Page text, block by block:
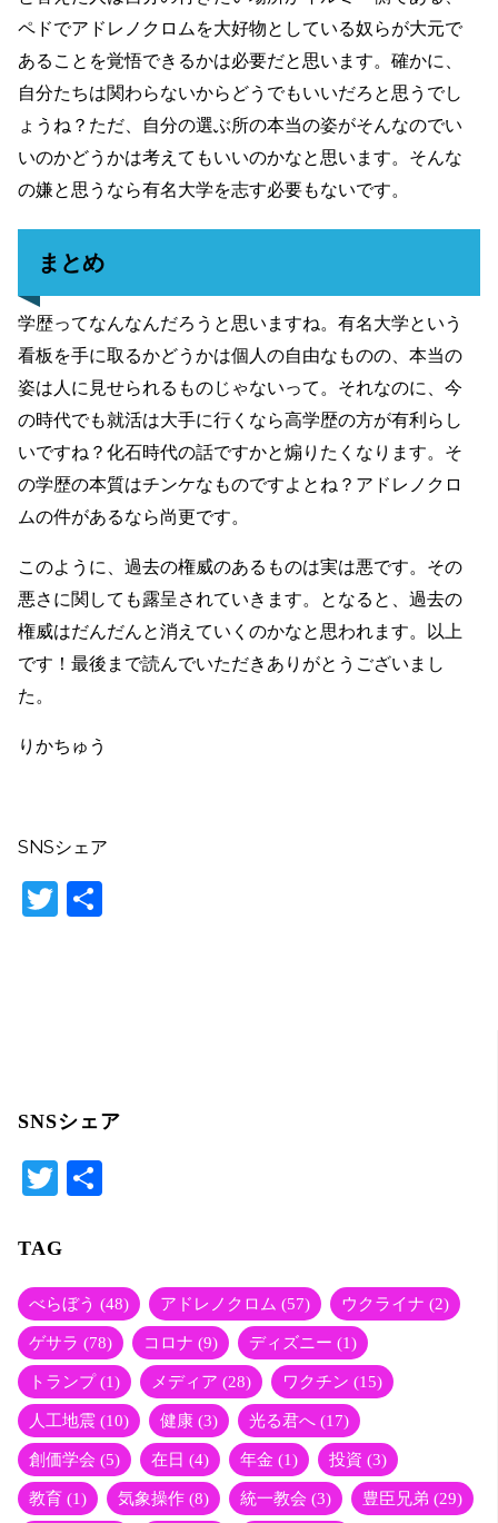
ペドでアドレノクロムを大好物としている奴らが大元で
あることを覚悟できるかは必要だと思います。確かに、
自分たちは関わらないからどうでもいいだろと思うでし
ょうね？ただ、自分の選ぶ所の本当の姿がそんなのでい
いのかどうかは考えてもいいのかなと思います。そんな
の嫌と思うなら有名大学を志す必要もないです。
まとめ
学歴ってなんなんだろうと思いますね。有名大学という
看板を手に取るかどうかは個人の自由なものの、本当の
姿は人に見せられるものじゃないって。それなのに、今
の時代でも就活は大手に行くなら高学歴の方が有利らし
いですね？化石時代の話ですかと煽りたくなります。そ
の学歴の本質はチンケなものですよとね？アドレノクロ
ムの件があるなら尚更です。
このように、過去の権威のあるものは実は悪です。その
悪さに関しても露呈されていきます。となると、過去の
権威はだんだんと消えていくのかなと思われます。以上
です！最後まで読んでいただきありがとうございまし
た。
りかちゅう
SNSシェア
T
SNSシェア
T
tte
r
TAG
べらぼう (48) アドレノクロム (57) ウクライナ (2)
ゲサラ (78) コロナ (9) ディズニー (1)
トランプ(1) メディア (28) ワクチン (15)
人工地震 (10) 健康 (3) 光る君へ (17)
創価学会 (5) 在日 (4) 年金 (1) 投資 (3)
教育 (1) 気象操作 (8) 統一教会 (3) 豊臣兄弟 (29)